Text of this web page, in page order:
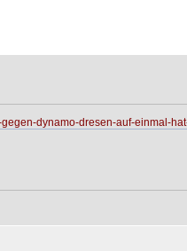
dynamo-dresen-auf-einmal-